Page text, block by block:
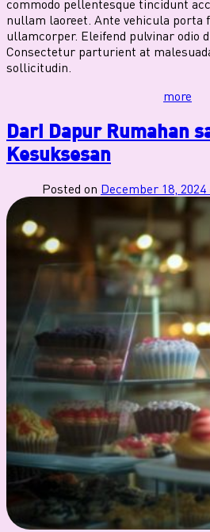
commodo pellentesque tincidunt
nullam laoreet. Ante vehicula porta
ullamcorper. Eleifend pulvinar odio
Consectetur parturient at
sollicitudin.
more
Dari Dapur Rumahan
Kesuksesan
Posted on December 18, 2024